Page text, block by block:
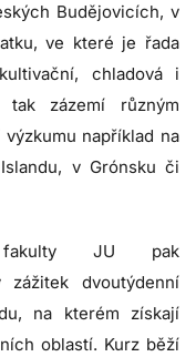
Budějovicích, v
ve které je řada
chladová i
tak zázemí různým
například na
v Grónsku či
fakulty JU pak
zážitek dvoutýdenní
na kterém získají
oblastí. Kurz běží